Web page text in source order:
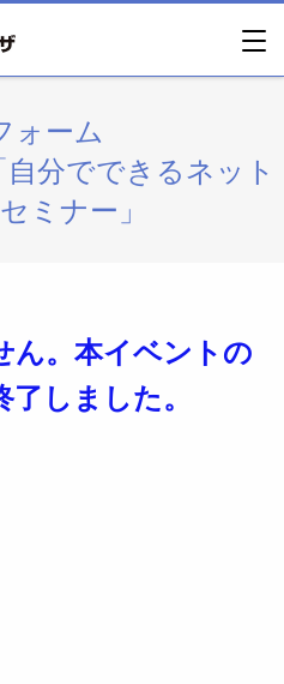
ォーム
分でできるネット
ミナー」
ん。本イベントの
しました。